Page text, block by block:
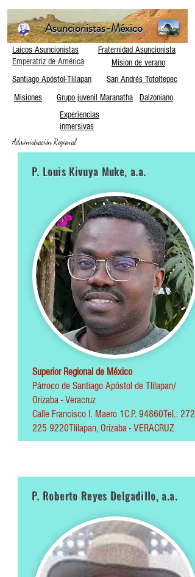
Asuncionistas-México
Laicos Asuncionistas
Fraternidad Asuncionista
Emperatriz de América
Mision de verano
Santiago Apóstol-Tlilapan
San Andrés Totoltepec
Misiones
Grupo juvenil Maranatha
Dalzoniano
Experiencias
inmersivas
Administración Regional
P. Louis Kivuya Muke, a.a.
Superior Regional de México
Párroco de Santiago Apóstol de Tlilapan/
Orizaba - Veracruz
Calle Francisco I. Maero 1C.P. 94860Tel.: 272
225 9220Tlilapan, Orizaba - VERACRUZ
P. Roberto Reyes Delgadillo, a.a.